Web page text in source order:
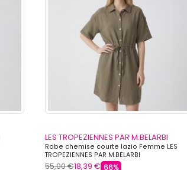
LES TROPEZIENNES PAR M.BELARBI
Robe chemise courte lazio Femme LES
TROPEZIENNES PAR M.BELARBI
55,00 €18,39 € 66%